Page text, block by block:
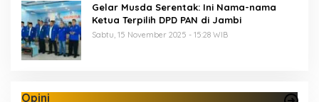
Gelar Musda Serentak: Ini Nama-nama
Ketua Terpilih DPD PAN di Jambi
Sabtu, 15 November 2025 - 15:28 WIB
Opini